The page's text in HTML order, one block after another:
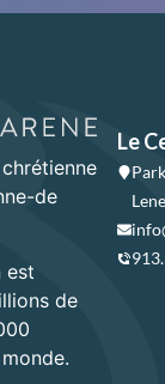
de
est
de
Le